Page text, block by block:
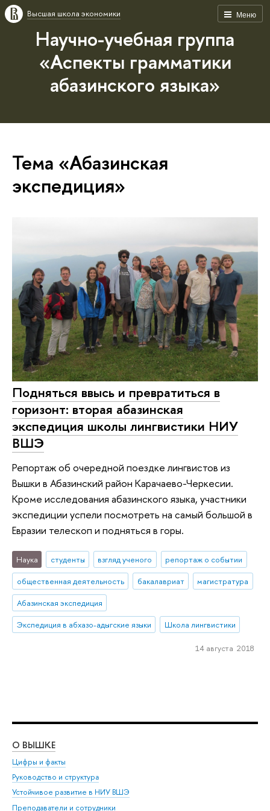
Меню
Высшая школа экономики
Научно-учебная группа
«Аспекты грамматики
абазинского языка»
Тема «Абазинская
экспедиция»
Подняться ввысь и превратиться в
горизонт: вторая абазинская
экспедиция школы лингвистики НИУ
ВШЭ
Репортаж об очередной поездке лингвистов из
Вышки в Абазинский район Карачаево-Черкесии.
Кроме исследования абазинского языка, участники
экспедиции успели посмотреть на самый большой в
Евразии телескоп и подняться в горы.
Наука студенты взгляд ученого
репортаж о событии
общественная деятельность
бакалавриат
магистратура
Абазинская экспедиция
Экспедиция в абхазо-адыгские языки
Школа лингвистики
14 августа 2018
О ВЫШКЕ
Цифры и факты
Руководство и структура
Устойчивое развитие в НИУ ВШЭ
Преподаватели и сотрудники